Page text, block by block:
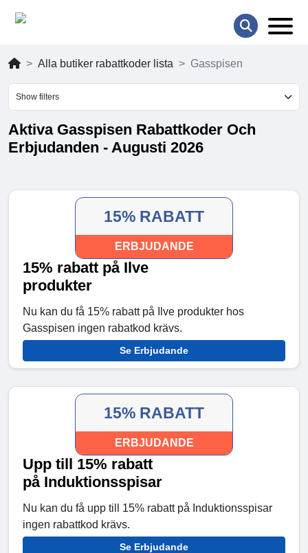
Alla butiker rabattkoder lista Gasspisen
Show filters
Aktiva Gasspisen Rabattkoder Och
Erbjudanden - Augusti 2026
15% RABATT
ERBJUDANDE
15% rabatt på Ilve
produkter
Nu kan du få 15% rabatt på Ilve produkter hos
Gasspisen ingen rabatkod krävs.
Se Erbjudande
15% RABATT
ERBJUDANDE
Upp till 15% rabatt
på Induktionsspisar
Nu kan du få upp till 15% rabatt på Induktionsspisar
ingen rabattkod krävs.
Se Erbjudande